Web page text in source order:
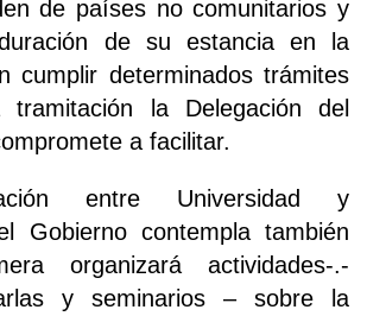
de países no comunitarios y
de su estancia en la
cumplir determinados trámites
tramitación la Delegación del
a facilitar.
entre Universidad y
Gobierno contempla también
organizará actividades-.-
y seminarios – sobre la